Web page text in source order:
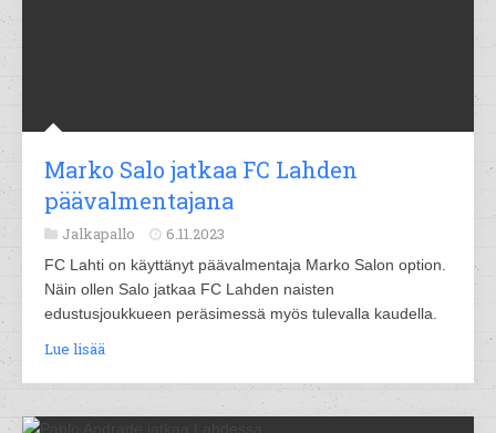
Marko Salo jatkaa FC Lahden
päävalmentajana
Jalkapallo 6.11.2023
FC Lahti on käyttänyt päävalmentaja Marko Salon option.
Näin ollen Salo jatkaa FC Lahden naisten
edustusjoukkueen peräsimessä myös tulevalla kaudella.
Lue lisää